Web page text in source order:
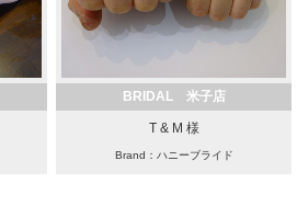
BRIDAL 米子店
T & M 様
Brand：ハニーブライド